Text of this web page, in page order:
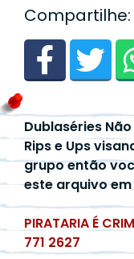
Compartilhe:
Dublaséries
Rips e Ups
grupo então
este arquivo
PIRATARIA É
771 2627